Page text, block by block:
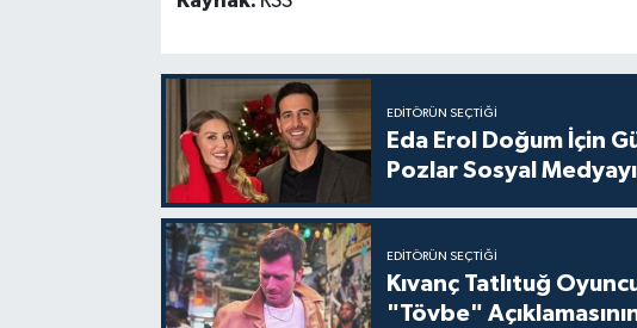
EDITÖRÜN SEÇTIĞI
Eda Erol Doğum İçin
Pozlar Sosyal
EDITÖRÜN SEÇTIĞI
Kıvanç Tatlıtuğ
"Tövbe"